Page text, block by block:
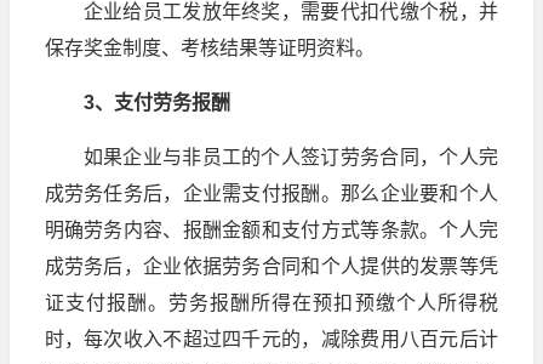
企业给员工发放年终奖，需要代扣代缴个税，并
保存奖金制度、考核结果等证明资料。
3、支付劳务报酬
如果企业与非员工的个人签订劳务合同，个人完
成劳务任务后，企业需支付报酬。那么企业要和个人
明确劳务内容、报酬金额和支付方式等条款。个人完
成劳务后，企业依据劳务合同和个人提供的发票等凭
证支付报酬。劳务报酬所得在预扣预缴个人所得税
时，每次收入不超过四千元的，减除费用八百元后计